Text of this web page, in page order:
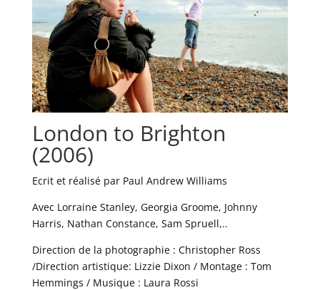
London to Brighton
(2006)
Ecrit et réalisé par Paul Andrew Williams
Avec Lorraine Stanley, Georgia Groome, Johnny
Harris, Nathan Constance, Sam Spruell,..
Direction de la photographie : Christopher Ross
/Direction artistique: Lizzie Dixon / Montage : Tom
Hemmings / Musique : Laura Rossi